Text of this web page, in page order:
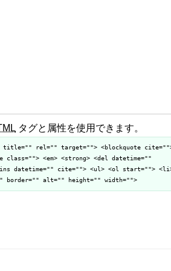
タグと属性を使用できます。
title="" rel="" target=""> <blockquote
class=""> <em> <strong> <del datetime=""
datetime="" cite=""> <ul> <ol start="">
border="" alt="" height="" width="">